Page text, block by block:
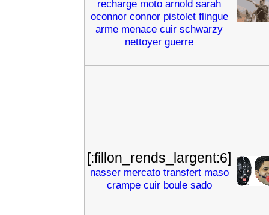
recharge moto arnold sarah
oconnor connor pistolet flingue
arme menace cuir schwarzy
nettoyer guerre
[:fillon_rends_largent:6]
nasser mercato transfert maso
crampe cuir boule sado